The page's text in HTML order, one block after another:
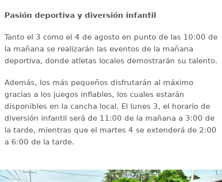
Pasión deportiva y diversión infantil
Tanto el 3 como el 4 de agosto en punto de las 10:00 de
la mañana se realizarán las eventos de la mañana
deportiva, donde atletas locales demostrarán su talento.
Además, los más pequeños disfrutarán al máximo
gracias a los juegos inflables, los cuales estarán
disponibles en la cancha local. El lunes 3, el horario de
diversión infantil será de 11:00 de la mañana a 3:00 de
la tarde, mientras que el martes 4 se extenderá de 2:00
a 6:00 de la tarde.